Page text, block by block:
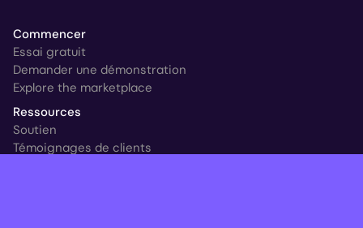
Commencer
Essai gratuit
Demander une démonstration
Explore the marketplace
Ressources
Soutien
Témoignages de clients